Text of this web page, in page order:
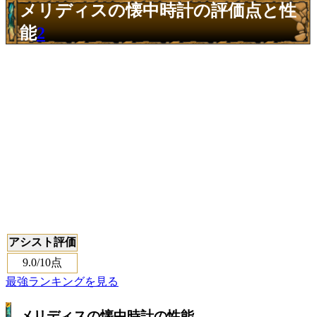
メリディスの懐中時計の評価点と性
能2
アシスト評価
9.0/10点
最強ランキングを見る